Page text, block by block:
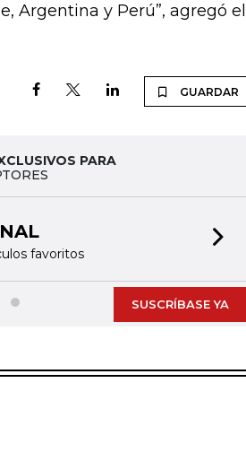
Argentina y Perú”, agregó el
GUARDAR
PARA
en formato digital
SUSCRÍBASE YA